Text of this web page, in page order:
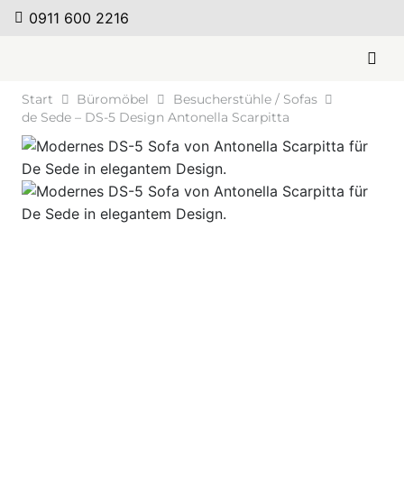
0911 600 2216
Start Büromöbel
Besucherstühle / Sofas
de Sede – DS-5 Design Antonella Scarpitta